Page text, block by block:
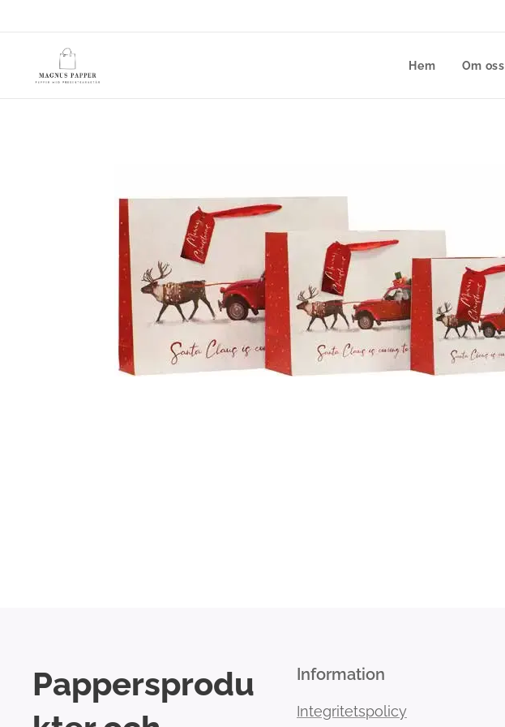
Hem Om oss
Pappersprodu
Information
Integritetspolicy